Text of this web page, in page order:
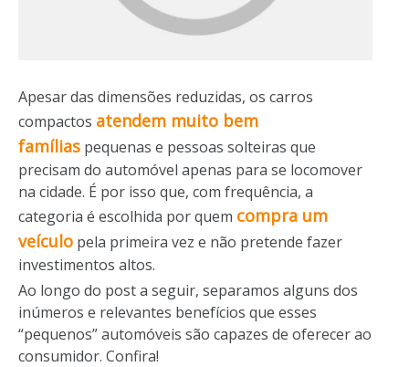
Apesar das dimensões reduzidas, os carros
compactos atendem muito bem
famílias pequenas e pessoas solteiras que
precisam do automóvel apenas para se locomover
na cidade. É por isso que, com frequência, a
categoria é escolhida por quem compra um
veículo pela primeira vez e não pretende fazer
investimentos altos.
Ao longo do post a seguir, separamos alguns dos
inúmeros e relevantes benefícios que esses
“pequenos” automóveis são capazes de oferecer ao
consumidor. Confira!